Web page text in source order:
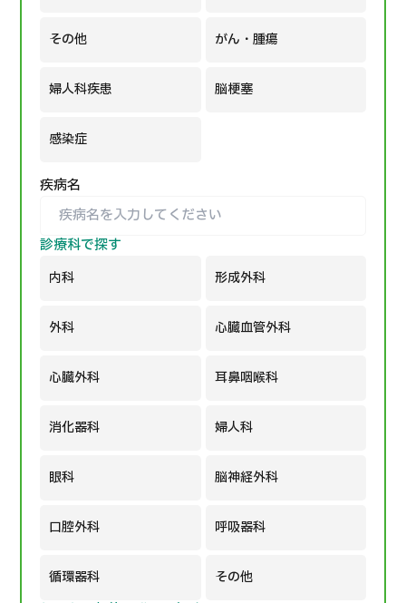
運営会社
個人情報保護方針
ガイドラインポリシー
JTBのガバナンス
日本語 ENGLISH
お問い合わせ
その他 がん・腫瘍
婦人科疾患 脳梗塞
感染症
疾病名
診療科で探す
内科 形成外科
外科 心臓血管外科
心臓外科 耳鼻咽喉科
消化器科 婦人科
眼科 脳神経外科
口腔外科 呼吸器科
循環器科 その他